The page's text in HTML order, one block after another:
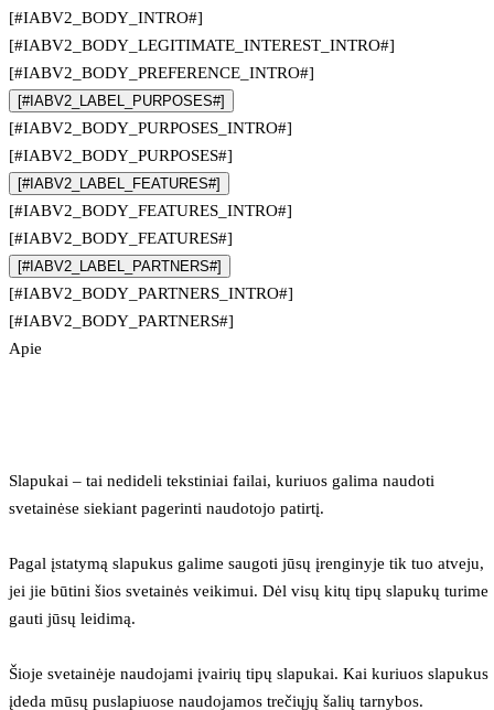
[#IABV2_BODY_INTRO#]
[#IABV2_BODY_LEGITIMATE_INTEREST_INTRO#]
[#IABV2_BODY_PREFERENCE_INTRO#]
[#IABV2_LABEL_PURPOSES#]
[#IABV2_BODY_PURPOSES_INTRO#]
[#IABV2_BODY_PURPOSES#]
[#IABV2_LABEL_FEATURES#]
[#IABV2_BODY_FEATURES_INTRO#]
[#IABV2_BODY_FEATURES#]
[#IABV2_LABEL_PARTNERS#]
[#IABV2_BODY_PARTNERS_INTRO#]
[#IABV2_BODY_PARTNERS#]
Apie
Slapukai – tai nedideli tekstiniai failai, kuriuos galima naudoti
svetainėse siekiant pagerinti naudotojo patirtį.
Pagal įstatymą slapukus galime saugoti jūsų įrenginyje tik tuo atveju,
jei jie būtini šios svetainės veikimui. Dėl visų kitų tipų slapukų turime
gauti jūsų leidimą.
Šioje svetainėje naudojami įvairių tipų slapukai. Kai kuriuos slapukus
įdeda mūsų puslapiuose naudojamos trečiųjų šalių tarnybos.